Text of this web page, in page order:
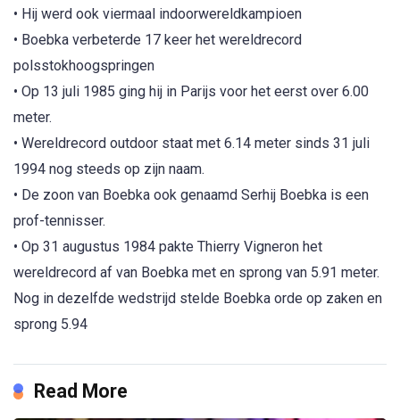
• Hij werd ook viermaal indoorwereldkampioen
• Boebka verbeterde 17 keer het wereldrecord
polsstokhoogspringen
• Op 13 juli 1985 ging hij in Parijs voor het eerst over 6.00
meter.
• Wereldrecord outdoor staat met 6.14 meter sinds 31 juli
1994 nog steeds op zijn naam.
• De zoon van Boebka ook genaamd Serhij Boebka is een
prof-tennisser.
• Op 31 augustus 1984 pakte Thierry Vigneron het
wereldrecord af van Boebka met en sprong van 5.91 meter.
Nog in dezelfde wedstrijd stelde Boebka orde op zaken en
sprong 5.94
Read More